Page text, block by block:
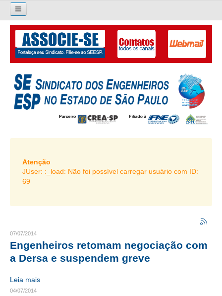
Pesquisar...
O SINDICATO
APRESENTAÇÃO
PALAVRA DO PRESIDENTE
DIRETORIA
LIVRO GESTÃO 2026-2029
SUBSEDES SINDICAIS
CRESCE BRASIL
CONSELHO TECNOLÓGICO
HISTÓRICO E ATUAÇÃO
Atenção
JUser: :_load: Não foi possível carregar usuário com ID:
69
07/07/2014
Engenheiros retomam negociação com
a Dersa e suspendem greve
Leia mais
04/07/2014